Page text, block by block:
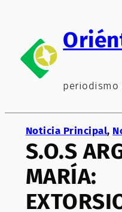
contenido
periodismo
Noticia Principal,
S.O.S
MARÍA: